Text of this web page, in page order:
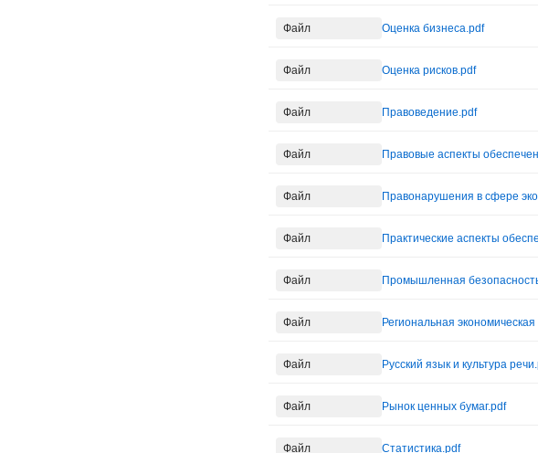
Файл Оценка бизнеса.pdf
Файл Оценка рисков.pdf
Файл Правоведение.pdf
Файл Правовые аспекты
Файл Правонарушения в сфере
Файл Практические аспекты
Файл Промышленная
Файл Региональная
Файл Русский язык и культура
Файл Рынок ценных бумаг.pdf
Файл Статистика.pdf